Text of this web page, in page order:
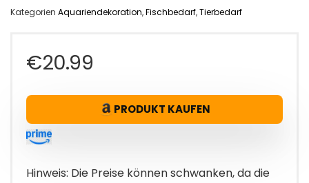
Kategorien Aquariendekoration,Fischbedarf,Tierbedarf
€20.99
PRODUKT KAUFEN
Hinweis: Die Preise können schwanken, da die